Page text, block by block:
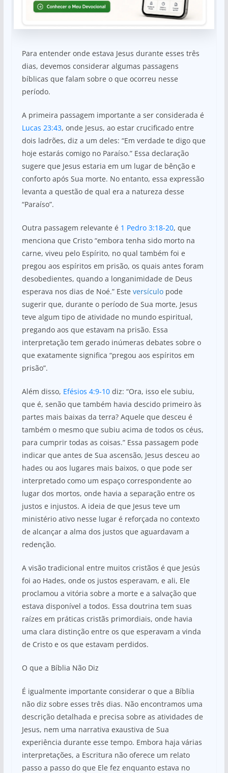
Para entender onde estava Jesus durante esses três
dias, devemos considerar algumas passagens
bíblicas que falam sobre o que ocorreu nesse
período.
A primeira passagem importante a ser considerada é
Lucas 23:43, onde Jesus, ao estar crucificado entre
dois ladrões, diz a um deles: “Em verdade te digo que
hoje estarás comigo no Paraíso.” Essa declaração
sugere que Jesus estaria em um lugar de bênção e
conforto após Sua morte. No entanto, essa expressão
levanta a questão de qual era a natureza desse
“Paraíso”.
Outra passagem relevante é 1 Pedro 3:18-20, que
menciona que Cristo “embora tenha sido morto na
carne, viveu pelo Espírito, no qual também foi e
pregou aos espíritos em prisão, os quais antes foram
desobedientes, quando a longanimidade de Deus
esperava nos dias de Noé.” Este versículopode
sugerir que, durante o período de Sua morte, Jesus
teve algum tipo de atividade no mundo espiritual,
pregando aos que estavam na prisão. Essa
interpretação tem gerado inúmeras debates sobre o
que exatamente significa “pregou aos espíritos em
prisão”.
Além disso, Efésios 4:9-10diz: “Ora, isso ele subiu,
que é, senão que também havia descido primeiro às
partes mais baixas da terra? Aquele que desceu é
também o mesmo que subiu acima de todos os céus,
para cumprir todas as coisas.” Essa passagem pode
indicar que antes de Sua ascensão, Jesus desceu ao
hades ou aos lugares mais baixos, o que pode ser
interpretado como um espaço correspondente ao
lugar dos mortos, onde havia a separação entre os
justos e injustos. A ideia de que Jesus teve um
ministério ativo nesse lugar é reforçada no contexto
de alcançar a alma dos justos que aguardavam a
redenção.
A visão tradicional entre muitos cristãos é que Jesús
foi ao Hades, onde os justos esperavam, e ali, Ele
proclamou a vitória sobre a morte e a salvação que
estava disponível a todos. Essa doutrina tem suas
raízes em práticas cristãs primordiais, onde havia
uma clara distinção entre os que esperavam a vinda
de Cristo e os que estavam perdidos.
O que a Bíblia Não Diz
É igualmente importante considerar o que a Bíblia
não diz sobre esses três dias. Não encontramos uma
descrição detalhada e precisa sobre as atividades de
Jesus, nem uma narrativa exaustiva de Sua
experiência durante esse tempo. Embora haja várias
interpretações, a Escritura não oferece um relato
passo a passo do que Ele fez enquanto estava no